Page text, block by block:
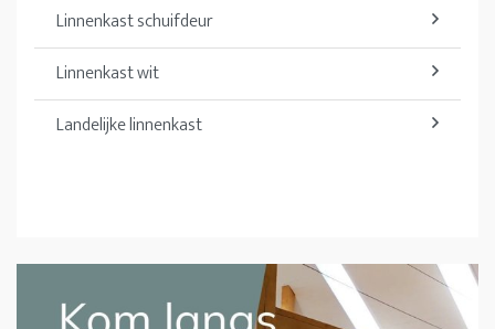
Linnenkast schuifdeur
Linnenkast wit
Landelijke linnenkast